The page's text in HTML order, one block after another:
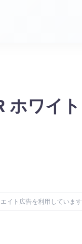
ホワイト
イト広告を利用しています